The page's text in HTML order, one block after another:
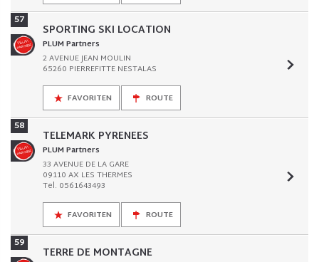
57
SPORTING SKI LOCATION
PLUM Partners
2 AVENUE JEAN MOULIN
65260 PIERREFITTE NESTALAS
FAVORITEN ROUTE
58
TELEMARK PYRENEES
PLUM Partners
33 AVENUE DE LA GARE
09110 AX LES THERMES
Tel. 0561643493
FAVORITEN ROUTE
59
TERRE DE MONTAGNE